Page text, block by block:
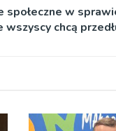
społeczne w
wszyscy chcą